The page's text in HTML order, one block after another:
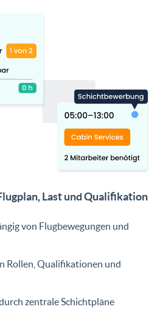
Last und Qualifikation
von Flugbewegungen und
Rollen, Qualifikationen und
zentrale Schichtpläne